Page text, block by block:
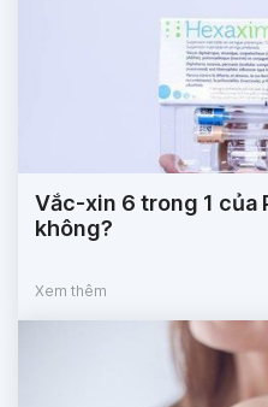
Vắc-xin 6 trong 1 của
không?
Xem thêm